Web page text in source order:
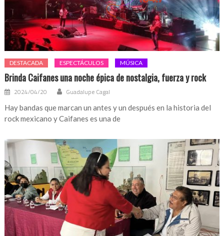
DESTACADA ESPECTÁCULOS MÚSICA
Brinda Caifanes una noche épica de nostalgia, fuerza y rock
2024/04/20 Guadalupe Cagal
Hay bandas que marcan un antes y un después en la historia del
rock mexicano y Caifanes es una de